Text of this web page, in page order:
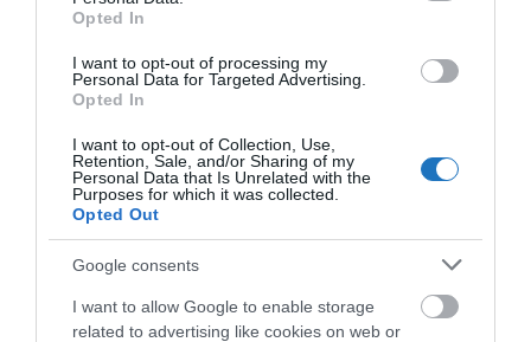
Opted In
I want to opt-out of processing my
Personal Data for Targeted Advertising.
Opted In
I want to opt-out of Collection, Use,
Retention, Sale, and/or Sharing of my
Personal Data that Is Unrelated with the
Purposes for which it was collected.
Opted Out
Google consents
I want to allow Google to enable storage
related to advertising like cookies on web or
A legjobb fedélzeti ellátás címet
2021-ben szintén a Qatar Airways
kapta